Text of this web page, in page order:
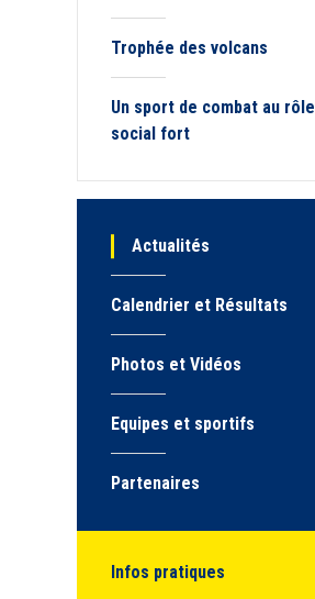
Trophée des volcans
Un sport de combat au rôle
social fort
Actualités
Calendrier et Résultats
Photos et Vidéos
Equipes et sportifs
Partenaires
Infos pratiques